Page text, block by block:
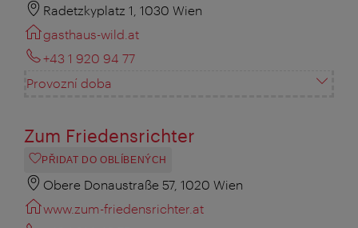
Radetzkyplatz 1, 1030 Wien
gasthaus-wild.at
+43 1 920 94 77
Provozní doba
Zum Friedensrichter
PŘIDAT DO OBLÍBENÝCH
Obere Donaustraße 57, 1020 Wien
www.zum-friedensrichter.at